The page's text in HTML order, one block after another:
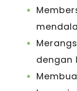
dengan